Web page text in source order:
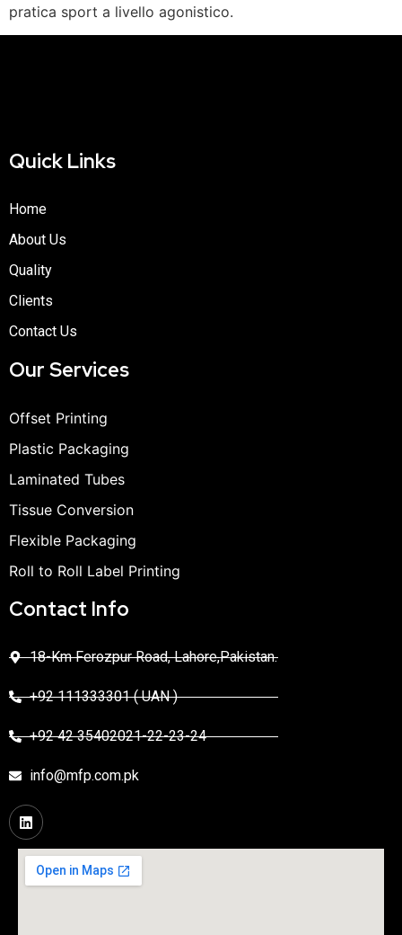
pratica sport a livello agonistico.
Quick Links
Home
About Us
Quality
Clients
Contact Us
Our Services
Offset Printing
Plastic Packaging
Laminated Tubes
Tissue Conversion
Flexible Packaging
Roll to Roll Label Printing
Contact Info
18-Km Ferozpur Road, Lahore,Pakistan.
+92 111333301 ( UAN )
+92 42 35402021-22-23-24
info@mfp.com.pk